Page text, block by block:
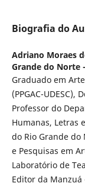
Biografia do
Adriano Moraes
Grande do Norte
Graduado em
(PPGAC-UDESC),
Professor do
Humanas, Letras
do Rio Grande do
e Pesquisas em
Laboratório de
Editor da Manzuá